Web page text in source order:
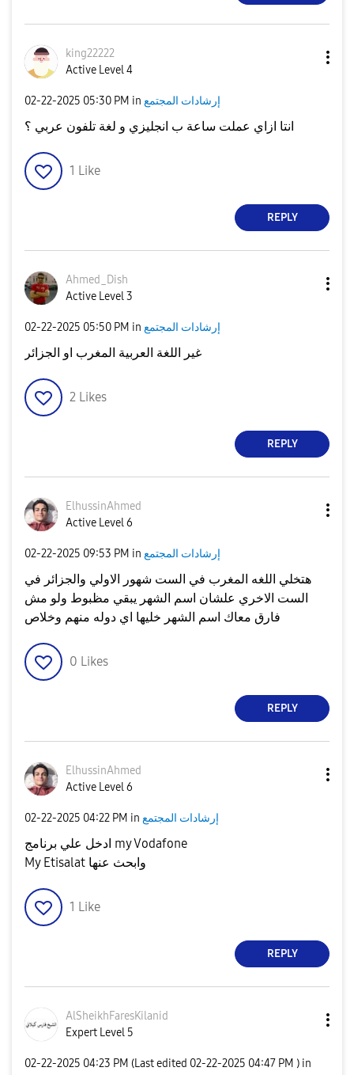
king22222
Active Level 4
‎02-22-2025 05:30 PM in إرشادات المجتمع
انتا ازاي عملت ساعة ب انجليزي و لغة تلفون عربي ؟
1 Like
REPLY
Ahmed_Dish
Active Level 3
‎02-22-2025 05:50 PM in إرشادات المجتمع
غير اللغة العربية المغرب او الجزائر
2 Likes
REPLY
ElhussinAhmed
Active Level 6
‎02-22-2025 09:53 PM in إرشادات المجتمع
هتخلي اللغه المغرب في الست شهور الاولي والجزائر في
الست الاخري علشان اسم الشهر يبقي مظبوط ولو مش
فارق معاك اسم الشهر خليها اي دوله منهم وخلاص
0 Likes
REPLY
ElhussinAhmed
Active Level 6
‎02-22-2025 04:22 PM in إرشادات المجتمع
ادخل علي برنامج my Vodafone
My Etisalat وابحث عنها
1 Like
REPLY
AlSheikhFaresKilanid
Expert Level 5
‎02-22-2025 04:23 PM (Last edited ‎02-22-2025 04:47 PM ) in